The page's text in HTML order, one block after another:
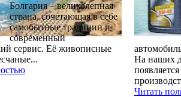
Болгария – великолепная
страна, сочетающая в себе
самобытные традиции и
современный
сервис. Её живописные
На наших
Читать